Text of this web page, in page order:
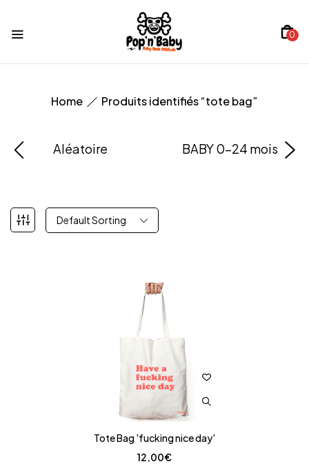
0
Home Produits identifiés “tote bag”
Aléatoire BABY 0-24 mois
Default Sorting
Tote Bag 'fucking nice day'
12,00€